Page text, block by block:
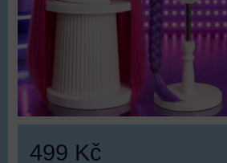
499 Kč